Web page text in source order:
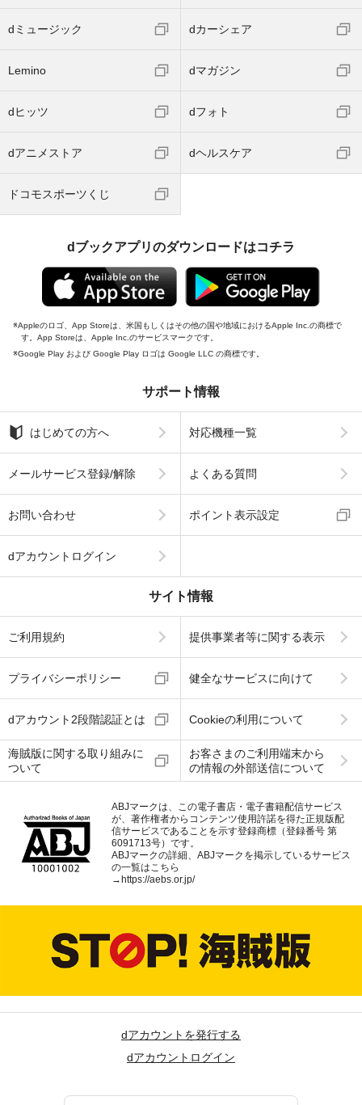
dミュージック dカーシェア
Lemino dマガジン
dヒッツ dフォト
dアニメストア dヘルスケア
ドコモスポーツくじ
dブックアプリのダウンロードはコチラ
Appleのロゴ、App Storeは、米国もしくはその他の国や地域におけるApple Inc.の商標で
す。App Storeは、Apple Inc.のサービスマークです。
Google Play および Google Play ロゴは Google LLC の商標です。
サポート情報
はじめての方へ 対応機種一覧
メールサービス登録/解除 よくある質問
お問い合わせ ポイント表示設定
dアカウントログイン
サイト情報
ご利用規約 提供事業者等に関する表示
プライバシーポリシー 健全なサービスに向けて
dアカウント2段階認証とは Cookieの利用について
海賊版に関する取り組みに
ついて
お客さまのご利用端末から
の情報の外部送信について
ABJマークは、この電子書店・電子書籍配信サービス
が、著作権者からコンテンツ使用許諾を得た正規版配
信サービスであることを示す登録商標（登録番号 第
6091713号）です。
ABJマークの詳細、ABJマークを掲示しているサービス
の一覧はこちら
→ https://aebs.or.jp/
dアカウントを発行する
dアカウントログイン